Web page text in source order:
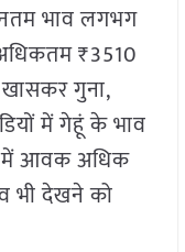
भाव लगभग
₹3510
खासकर गुना,
में गेहूं के भाव
में आवक अधिक
भी देखने को